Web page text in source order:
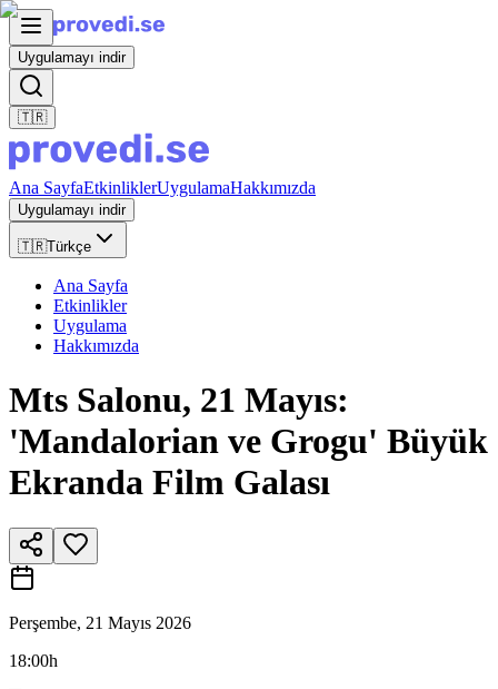
Uygulamayı indir
🇹🇷
Ana SayfaEtkinliklerUygulamaHakkımızda
Uygulamayı indir
🇹🇷Türkçe
Ana Sayfa
Etkinlikler
Uygulama
Hakkımızda
Mts Salonu, 21 Mayıs:
'Mandalorian ve Grogu' Büyük
Ekranda Film Galası
Perşembe, 21 Mayıs 2026
18:00h